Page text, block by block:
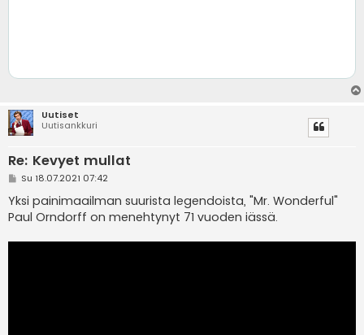
Uutiset
Uutisankkuri
Re: Kevyet mullat
V
e
s
t
Su 18.07.2021 07:42
Yksi painimaailman suurista legendoista, "Mr. Wonderful"
Paul Orndorff on menehtynyt 71 vuoden iässä.